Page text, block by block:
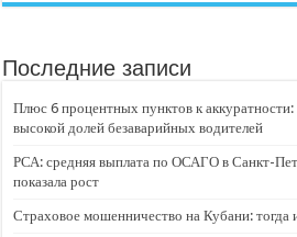
Последние записи
Плюс 6 процентных пунктов к
высокой долей безаварийных водителей
РСА: средняя выплата по ОСАГО в Санкт-
показала рост
Страховое мошенничество на Кубани: тогда